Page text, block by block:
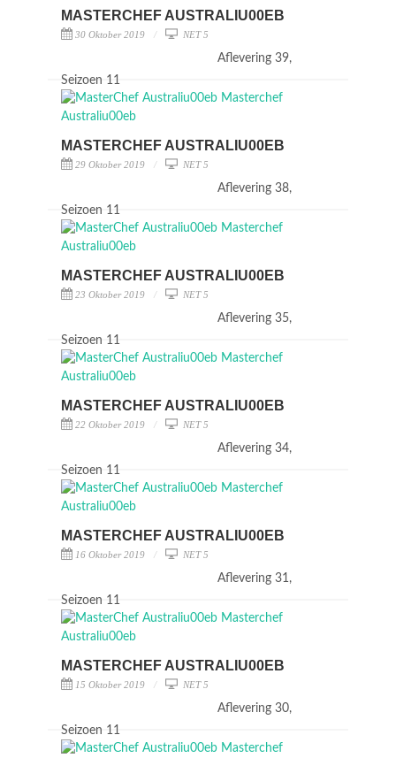
MASTERCHEF AUSTRALIU00EB
30 Oktober 2019 NET 5
Aflevering 39,
Seizoen 11
MASTERCHEF AUSTRALIU00EB
29 Oktober 2019 NET 5
Aflevering 38,
Seizoen 11
MASTERCHEF AUSTRALIU00EB
23 Oktober 2019 NET 5
Aflevering 35,
Seizoen 11
MASTERCHEF AUSTRALIU00EB
22 Oktober 2019 NET 5
Aflevering 34,
Seizoen 11
MASTERCHEF AUSTRALIU00EB
16 Oktober 2019 NET 5
Aflevering 31,
Seizoen 11
MASTERCHEF AUSTRALIU00EB
15 Oktober 2019 NET 5
Aflevering 30,
Seizoen 11